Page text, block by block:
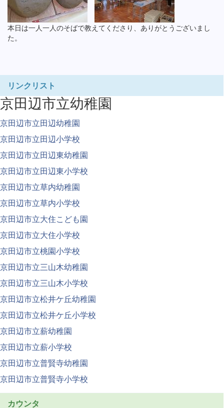
本日は一人一人のそばで教えてくださり、ありがとうございまし
た。
リンクリスト
京田辺市立幼稚園
京田辺市立田辺幼稚園
京田辺市立田辺小学校
京田辺市立田辺東幼稚園
京田辺市立田辺東小学校
京田辺市立草内幼稚園
京田辺市立草内小学校
京田辺市立大住こども園
京田辺市立大住小学校
京田辺市立桃園小学校
京田辺市立三山木幼稚園
京田辺市立三山木小学校
京田辺市立松井ケ丘幼稚園
京田辺市立松井ケ丘小学校
京田辺市立薪幼稚園
京田辺市立薪小学校
京田辺市立普賢寺幼稚園
京田辺市立普賢寺小学校
カウンタ